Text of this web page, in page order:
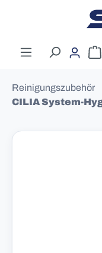
Zum Hauptinhalt
Reinigungszubehör
CILIA System-
Bildergalerie